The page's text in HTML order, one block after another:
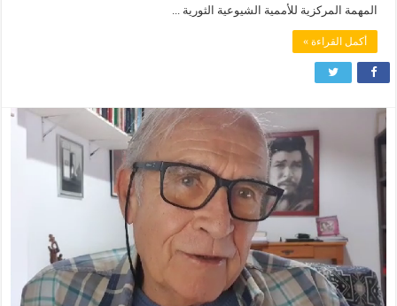
المهمة المركزية للأممية الشيوعية الثورية ...
أكمل القراءة »